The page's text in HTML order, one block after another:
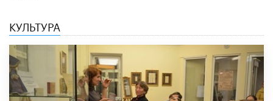
КУЛЬТУРА